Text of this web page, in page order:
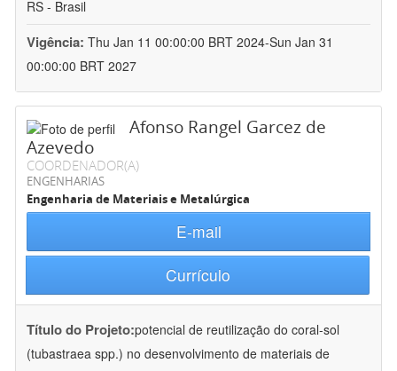
RS - Brasil
Vigência: Thu Jan 11 00:00:00 BRT 2024-Sun Jan 31
00:00:00 BRT 2027
Afonso Rangel Garcez de
Azevedo
COORDENADOR(A)
ENGENHARIAS
Engenharia de Materiais e Metalúrgica
E-mail
Currículo
Título do Projeto:potencial de reutilização do coral-sol
(tubastraea spp.) no desenvolvimento de materiais de